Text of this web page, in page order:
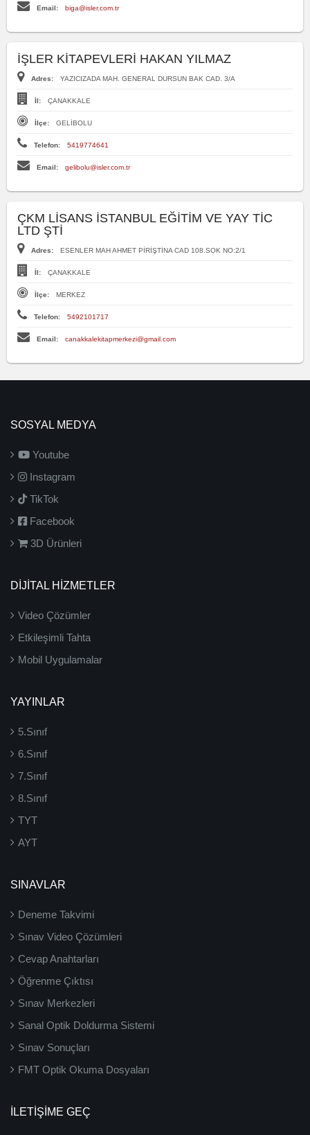
Email: biga@isler.com.tr
İŞLER KİTAPEVLERİ HAKAN YILMAZ
Adres: YAZICIZADA MAH. GENERAL DURSUN BAK CAD. 3/A
İl: ÇANAKKALE
İlçe: GELİBOLU
Telefon: 5419774641
Email: gelibolu@isler.com.tr
ÇKM LİSANS İSTANBUL EĞİTİM VE YAY TİC
LTD ŞTİ
Adres: ESENLER MAH AHMET PİRİŞTİNA CAD 108.SOK NO:2/1
İl: ÇANAKKALE
İlçe: MERKEZ
Telefon: 5492101717
Email: canakkalekitapmerkezi@gmail.com
SOSYAL MEDYA
Youtube
Instagram
TikTok
Facebook
3D Ürünleri
DİJİTAL HİZMETLER
Video Çözümler
Etkileşimli Tahta
Mobil Uygulamalar
YAYINLAR
5.Sınıf
6.Sınıf
7.Sınıf
8.Sınıf
TYT
AYT
SINAVLAR
Deneme Takvimi
Sınav Video Çözümleri
Cevap Anahtarları
Öğrenme Çıktısı
Sınav Merkezleri
Sanal Optik Doldurma Sistemi
Sınav Sonuçları
FMT Optik Okuma Dosyaları
İLETIŞIME GEÇ